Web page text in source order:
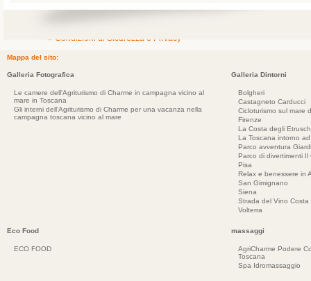
» Condizioni di Sicurezza e Privacy
Mappa del sito:
Galleria Fotografica
Le camere dell'Agriturismo di Charme in campagna vicino al
mare in Toscana
Gli interni dell'Agriturismo di Charme per una vacanza nella
campagna toscana vicino al mare
Galleria Dintorni
Bolgheri
Castagneto Carducci
Cicloturismo sul mare
Firenze
La Costa degli
La Toscana intorno
Parco avventura
Parco di divertimenti Il
Pisa
Relax e benessere in
San Gimignano
Siena
Strada del Vino Costa
Volterra
Eco Food
ECO FOOD
massaggi
AgriCharme Podere
Toscana
Spa Idromassaggio